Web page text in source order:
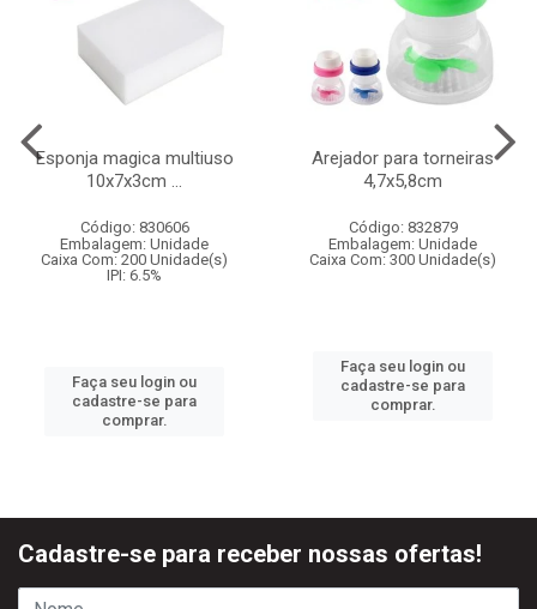
Esponja magica multiuso
10x7x3cm ...
Código: 830606
Embalagem: Unidade
Caixa Com: 200 Unidade(s)
IPI: 6.5%
Faça seu login ou
cadastre-se para
comprar.
Arejador para torneiras
4,7x5,8cm
Código: 832879
Embalagem: Unidade
Caixa Com: 300 Unidade(s)
Faça seu login ou
cadastre-se para
comprar.
Cadastre-se para receber nossas ofertas!